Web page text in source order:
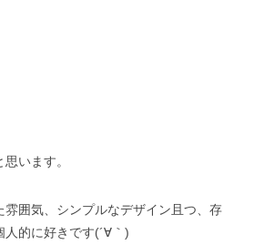
います。
雰囲気、シンプルなデザイン且つ、存
的に好きです(´∀｀)